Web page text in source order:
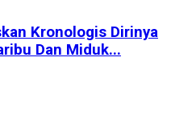
Kronologis Dirinya
Dan Miduk...